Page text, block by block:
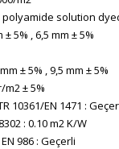
polyamide solution
5% , 6,5 mm ± 5%
± 5% , 9,5 mm ± 5%
m2 ± 5%
10361/EN 1471 :
: 0.10 m2 K/W
986 : Geçerli